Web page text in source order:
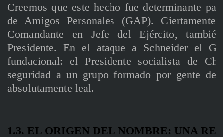
Creemos que este hecho fue determinante
de Amigos Personales (GAP).
Comandante en Jefe del Ejército,
Presidente. En el ataque a Schneider el
fundacional: el Presidente socialista de
seguridad a un grupo formado por gente
absolutamente leal.
1.3. EL ORIGEN DEL NOMBRE: UNA